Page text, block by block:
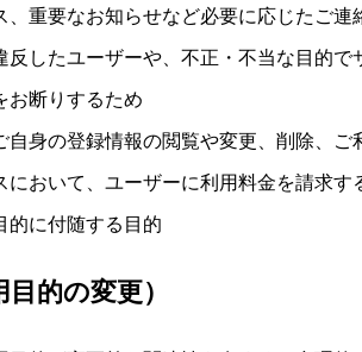
、重要なお知らせなど必要に応じたご連
反したユーザーや、不正・不当な目的
お断りするため
自身の登録情報の閲覧や変更、削除、
において、ユーザーに利用料金を請求す
的に付随する目的
的の変更）